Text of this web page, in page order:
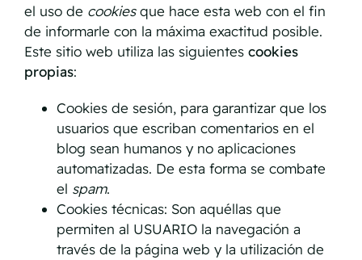
el uso de cookiesque hace esta web con el fin
de informarle con la máxima exactitud posible.
Este sitio web utiliza las siguientes cookies
propias:
Cookies de sesión, para garantizar que los
usuarios que escriban comentarios en el
blog sean humanos y no aplicaciones
automatizadas. De esta forma se combate
el spam.
Cookies técnicas: Son aquéllas que
permiten al USUARIO la navegación a
través de la página web y la utilización de